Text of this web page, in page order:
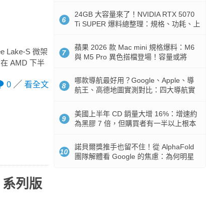
Lake-S 微架
AMD 下半
0
看全文
列版
6
24GB 大容量來了！NVIDIA RTX 5070
Ti SUPER 爆料總整理：規格、功耗、上
7
蘋果 2026 款 Mac mini 規格爆料：M6
與 M5 Pro 異色搭檔登場！容量或將
8
哪款導航最好用？Google、Apple、導
航王、高德地圖實測對比：四大導航實
9
美國上半年 CD 銷量大增 16%：增速約
為黑膠 7 倍，但購買者有一半以上根本
10
諾貝爾獎推手也留不住！從 AlphaFold
團隊解體看 Google 的焦慮：為何明星